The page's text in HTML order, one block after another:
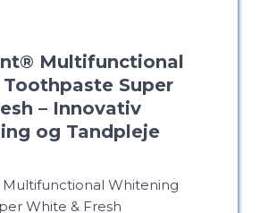
Multifunctional
Super
– Innovativ
og Tandpleje
Whitening
White & Fresh